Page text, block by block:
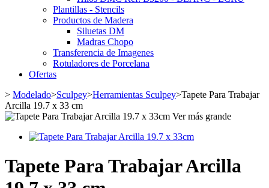
Plantillas - Stencils
Productos de Madera
Siluetas DM
Madras Chopo
Transferencia de Imagenes
Rotuladores de Porcelana
Ofertas
> Modelado>Sculpey>Herramientas Sculpey>Tapete Para Trabajar
Arcilla 19.7 x 33 cm
Ver más grande
Tapete Para Trabajar Arcilla